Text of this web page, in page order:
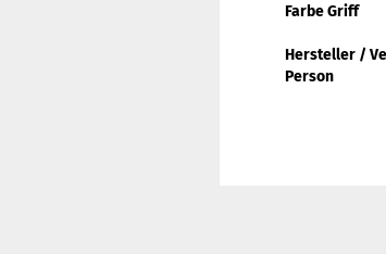
Farbe Griff
Hersteller /
Person